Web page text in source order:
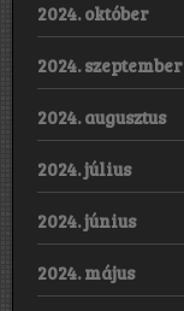
2024. október
2024. szeptember
2024. augusztus
2024. július
2024. június
2024. május